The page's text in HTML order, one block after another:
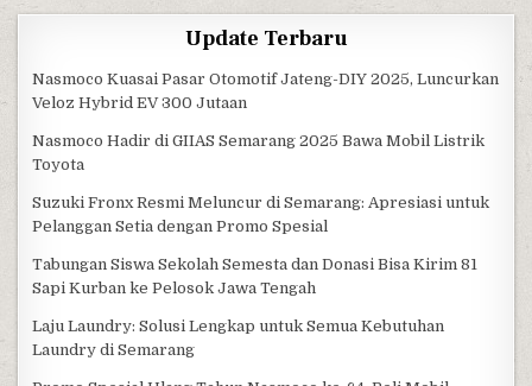
Update Terbaru
Nasmoco Kuasai Pasar Otomotif Jateng-DIY 2025, Luncurkan
Veloz Hybrid EV 300 Jutaan
Nasmoco Hadir di GIIAS Semarang 2025 Bawa Mobil Listrik
Toyota
Suzuki Fronx Resmi Meluncur di Semarang: Apresiasi untuk
Pelanggan Setia dengan Promo Spesial
Tabungan Siswa Sekolah Semesta dan Donasi Bisa Kirim 81
Sapi Kurban ke Pelosok Jawa Tengah
Laju Laundry: Solusi Lengkap untuk Semua Kebutuhan
Laundry di Semarang